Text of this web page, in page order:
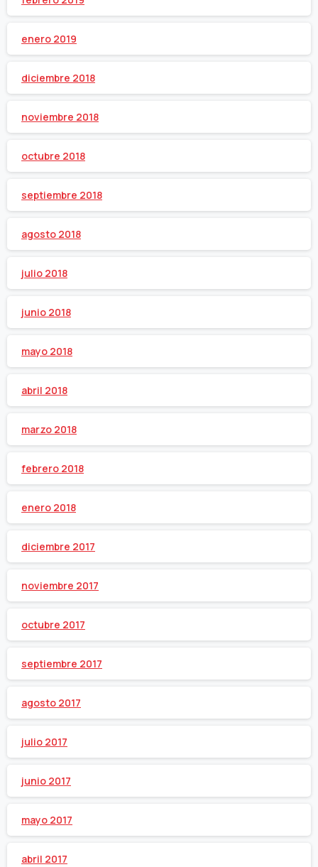
enero 2019
diciembre 2018
noviembre 2018
octubre 2018
septiembre 2018
agosto 2018
julio 2018
junio 2018
mayo 2018
abril 2018
marzo 2018
febrero 2018
enero 2018
diciembre 2017
noviembre 2017
octubre 2017
septiembre 2017
agosto 2017
julio 2017
junio 2017
mayo 2017
abril 2017